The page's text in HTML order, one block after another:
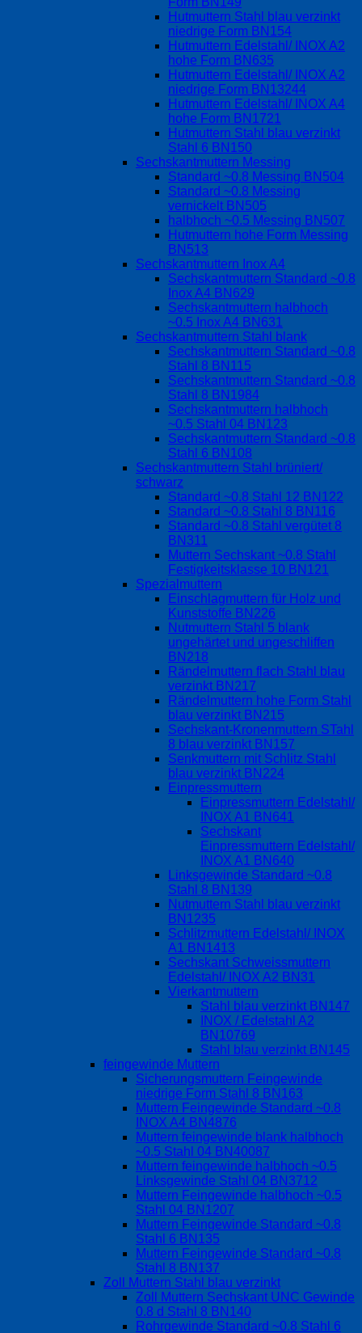
Hutmuttern Stahl blau verzinkt
niedrige Form BN154
Hutmuttern Edelstahl/ INOX A2
hohe Form BN635
Hutmuttern Edelstahl/ INOX A2
niedrige Form BN13244
Hutmuttern Edelstahl/ INOX A4
hohe Form BN1721
Hutmuttern Stahl blau verzinkt
Stahl 6 BN150
Sechskantmuttern Messing
Standard ~0.8 Messing BN504
Standard ~0.8 Messing
vernickelt BN505
halbhoch ~0.5 Messing BN507
Hutmuttern hohe Form Messing
BN513
Sechskantmuttern Inox A4
Sechskantmuttern Standard ~0.8
Inox A4 BN629
Sechskantmuttern halbhoch
~0.5 Inox A4 BN631
Sechskantmuttern Stahl blank
Sechskantmuttern Standard ~0.8
Stahl 8 BN115
Sechskantmuttern Standard ~0.8
Stahl 8 BN1984
Sechskantmuttern halbhoch
~0.5 Stahl 04 BN123
Sechskantmuttern Standard ~0.8
Stahl 6 BN108
Sechskantmuttern Stahl brüniert/
schwarz
Standard ~0.8 Stahl 12 BN122
Standard ~0.8 Stahl 8 BN116
Standard ~0.8 Stahl vergütet 8
BN311
Muttern Sechskant ~0.8 Stahl
Festigkeitsklasse 10 BN121
Spezialmuttern
Einschlagmuttern für Holz und
Kunststoffe BN226
Nutmuttern Stahl 5 blank
ungehärtet und ungeschliffen
BN218
Rändelmuttern flach Stahl blau
verzinkt BN217
Rändelmuttern hohe Form Stahl
blau verzinkt BN215
Sechskant-Kronenmuttern STahl
8 blau verzinkt BN157
Senkmuttern mit Schlitz Stahl
blau verzinkt BN224
Einpressmuttern
Einpressmuttern Edelstahl/
INOX A1 BN641
Sechskant
Einpressmuttern Edelstahl/
INOX A1 BN640
Linksgewinde Standard ~0.8
Stahl 8 BN139
Nutmuttern Stahl blau verzinkt
BN1235
Schlitzmuttern Edelstahl/ INOX
A1 BN1413
Sechskant Schweissmuttern
Edelstahl/ INOX A2 BN31
Vierkantmuttern
Stahl blau verzinkt BN147
INOX / Edelstahl A2
BN10769
Stahl blau verzinkt BN145
feingewinde Muttern
Sicherungsmuttern Feingewinde
niedrige Form Stahl 8 BN163
Muttern Feingewinde Standard ~0.8
INOX A4 BN4876
Muttern feingewinde blank halbhoch
~0.5 Stahl 04 BN40087
Muttern feingewinde halbhoch ~0.5
Linksgewinde Stahl 04 BN3712
Muttern Feingewinde halbhoch ~0.5
Stahl 04 BN1207
Muttern Feingewinde Standard ~0.8
Stahl 6 BN135
Muttern Feingewinde Standard ~0.8
Stahl 8 BN137
Zoll Muttern Stahl blau verzinkt
Zoll Muttern Sechskant UNC Gewinde
0.8 d Stahl 8 BN140
Rohrgewinde Standard ~0.8 Stahl 6